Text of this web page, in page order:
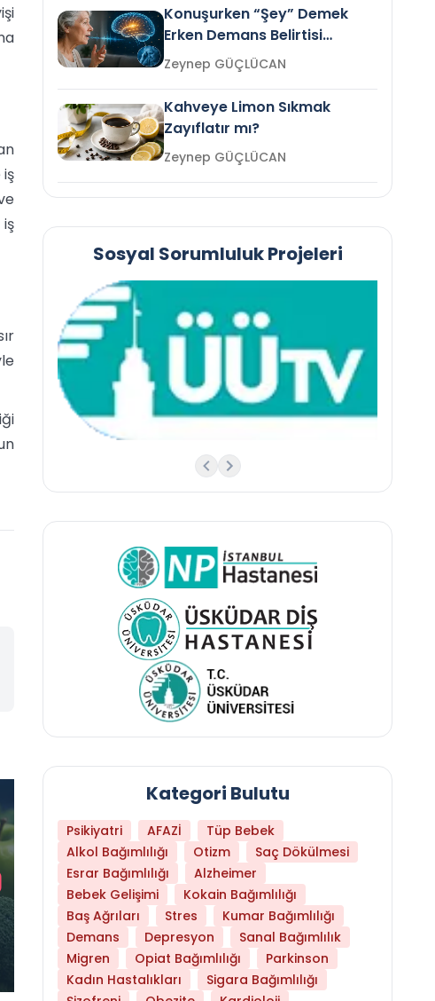
Daha Az Protein Tüketmek Yaşlanmayı
Konuşurken “Şey” Demek
Erken Demans Belirtisi
Olabilir mi?Zeynep GÜÇLÜCAN
Kahveye Limon Sıkmak
Zayıflatır mı?
Zeynep GÜÇLÜCAN
Sosyal Sorumluluk Projeleri
Kategori Bulutu
Psikiyatri AFAZİ
Tüp Bebek
Alkol Bağımlılığı
Otizm
Saç Dökülmesi
Esrar Bağımlılığı
Alzheimer
Bebek Gelişimi
Kokain Bağımlılığı
Baş Ağrıları
Stres
Kumar Bağımlılığı
Demans
Depresyon
Sanal Bağımlılık
Migren
Opiat Bağımlılığı
Parkinson
Kadın Hastalıkları
Sigara Bağımlılığı